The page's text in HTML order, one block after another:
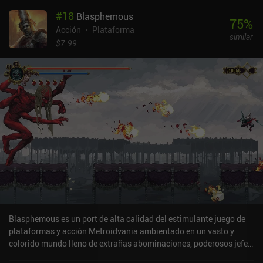
aprendí que sincronizar perfectamente patrones de ataque
específicos nos permite desencadenar combos. También me gustó
que nuestros ataques pudieran interrumpir las animaciones de
mazmorra con un bioma, unos enemigos y un paisaje sonoro
únicos. Esto ayuda a mantener las cosas interesantes, al menos
las primeras veces que juegas en estas nuevas zonas. Entre
partida y partida, podemos comprar varias mejoras permanentes y
equipar y fusionar runas con distintas ventajas. Hay varios niveles
de dificultad, e incluso la opción de saltarse los tres primeros pisos
para avanzar más rápido, lo cual es una gran comodidad que ojalá
implementaran más juegos. Los controles táctiles son decentes,
pero esquivar y bloquear es difícil sin un mando Bluetooth. Las
carreras pueden durar fácilmente más de una hora, lo que puede
no gustar a algunos, pero puedes parar y volver más tarde en
cualquier momento. Shadow of the Depth se monetiza mediante
iAPs para conseguir cuatro héroes extra y adquirir al instante más
runas, que también podemos ganar mediante anuncios
incentivados o jugando. [Continúa con los 30 mejores juegos de
Dungeon Crawler para móvil]
#18 Blasphemous
Acción
Plataforma
$7.99
75%
similar
Blasphemous es un port de alta calidad del estimulante juego de
plataformas y acción Metroidvania ambientado en un vasto y
colorido mundo lleno de extrañas abominaciones, poderosos jefes